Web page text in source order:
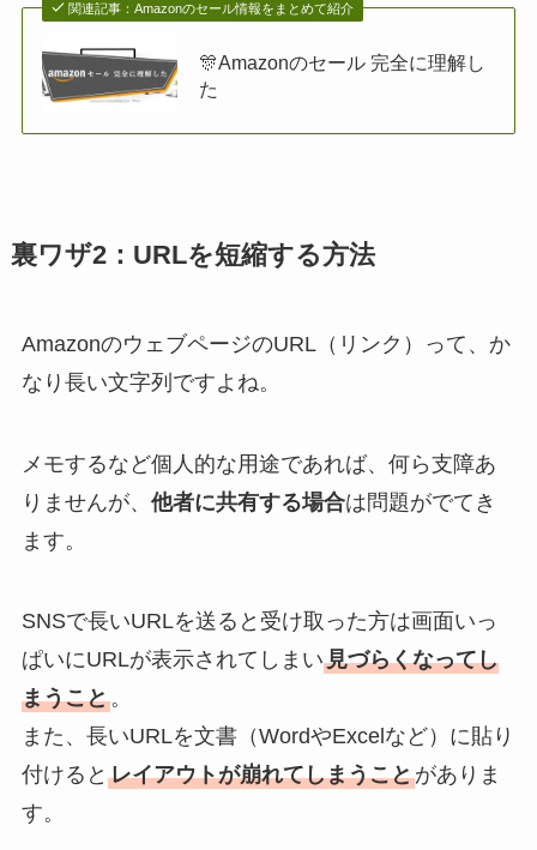
関連記事：Amazonのセール情報をまとめて紹介
🎊Amazonのセール 完全に理解し
た
裏ワザ2：URLを短縮する方法
AmazonのウェブページのURL（リンク）って、か
なり長い文字列ですよね。
メモするなど個人的な用途であれば、何ら支障あ
りませんが、 他者に共有する場合は問題がでてき
ます。
SNSで長いURLを送ると受け取った方は画面いっ
ぱいにURLが表示されてしまい見づらくなってし
まうこと。
また、長いURLを文書（WordやExcelなど）に貼り
付けると レイアウトが崩れてしまうことがありま
す。